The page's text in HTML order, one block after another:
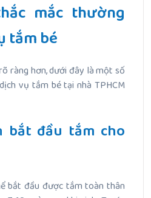
mắc thường
tắm bé
ràng hơn, dưới đây là một số
vụ tắm bé tại nhà TPHCM
bắt đầu tắm cho
bắt đầu được tắm toàn thân